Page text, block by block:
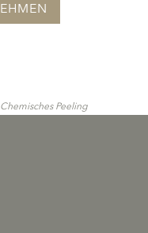
Chemisches Peeling